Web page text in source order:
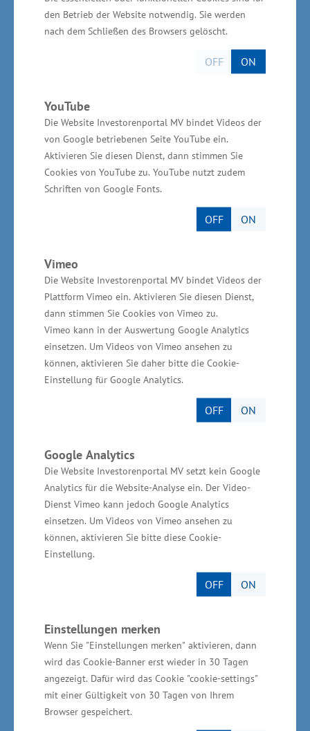
den Betrieb der Website notwendig. Sie werden
nach dem Schließen des Browsers gelöscht.
OFF ON
YouTube
Die Website Investorenportal MV bindet Videos der
von Google betriebenen Seite YouTube ein.
Aktivieren Sie diesen Dienst, dann stimmen Sie
Cookies von YouTube zu. YouTube nutzt zudem
Schriften von Google Fonts.
OFF ON
Vimeo
Die Website Investorenportal MV bindet Videos der
Plattform Vimeo ein. Aktivieren Sie diesen Dienst,
dann stimmen Sie Cookies von Vimeo zu.
Vimeo kann in der Auswertung Google Analytics
einsetzen. Um Videos von Vimeo ansehen zu
können, aktivieren Sie daher bitte die Cookie-
Einstellung für Google Analytics.
OFF ON
Google Analytics
Die Website Investorenportal MV setzt kein Google
Analytics für die Website-Analyse ein. Der Video-
Dienst Vimeo kann jedoch Google Analytics
einsetzen. Um Videos von Vimeo ansehen zu
können, aktivieren Sie bitte diese Cookie-
Einstellung.
OFF ON
Einstellungen merken
Wenn Sie "Einstellungen merken" aktivieren, dann
wird das Cookie-Banner erst wieder in 30 Tagen
angezeigt. Dafür wird das Cookie "cookie-settings"
mit einer Gültigkeit von 30 Tagen von Ihrem
Browser gespeichert.
wird im Rahmen des eigenständigen Ziels
„Europäische Territoriale Zusammenarbeit“
durch den Europäischen Fonds für regionale
Entwicklung unterstützt. Das Programm fördert
zwischen deutschen und polnischen Partnern.
Für das Programm stehen in der EU-
Förderperiode bis 2020 insgesamt 134
Millionen Euro EFRE-Mittel zur Verfügung.
Das Interreg-Programm wird umgesetzt in der
Wojewodschaft Westpommern in Polen, den
Oderland in Brandenburg sowie in den
Landkreisen Vorpommern-Greifswald,
Vorpommern-Rügen und im Landkreis
Mecklenburgische Seenplatte in Mecklenburg-
Vorpommern. Das Wirtschaftsministerium
Mecklenburg-Vorpommern leitet die
Verwaltungsbehörde im Gesamtprogramm. „Die
europäische territoriale Zusammenarbeit leistet
die Schaffung grenzüberschreitender Lösungen
für die gemeinsamen Herausforderungen beim
sozialen und wirtschaftlichen
Zusammenwachsen Europas. Wir unterstützten
das Ansinnen“, sagte Rudolph.
Mecklenburg-Vorpommern
Polen ist der wichtigste Außenhandelspartner
Mecklenburg-Vorpommerns, sowohl beim
Export als auch beim Import. Im Jahr 2017